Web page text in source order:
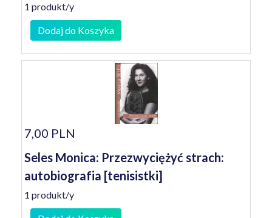
1 produkt/y
Dodaj do Koszyka
7,00 PLN
Seles Monica: Przezwyciężyć strach:
autobiografia [tenisistki]
1 produkt/y